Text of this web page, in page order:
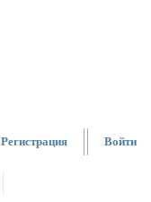
Регистрация Войти